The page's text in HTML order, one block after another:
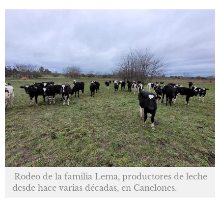
Rodeo de la familia Lema, productores de leche
desde hace varias décadas, en Canelones.